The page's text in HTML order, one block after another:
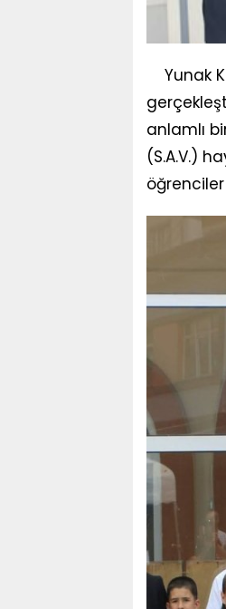
Yunak
anlamlı
(S.A.V.)